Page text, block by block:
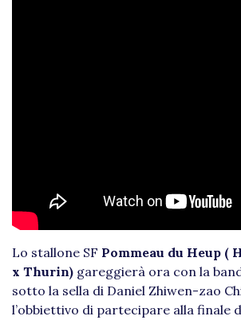
Lo stallone SF Pommeau du Heup (
x Thurin) gareggierà ora con la
sotto la sella di Daniel Zhiwen-zao
l’obbiettivo di partecipare alla finale